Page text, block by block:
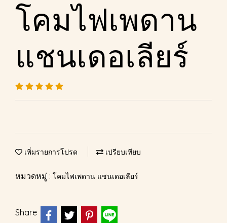
โคมไฟเพดาน
แชนเดอเลียร์
เพิ่มรายการโปรด เปรียบเทียบ
หมวดหมู่ : โคมไฟเพดาน แชนเดอเลียร์
Share